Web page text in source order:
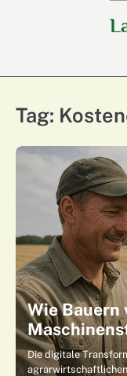
Tag:
Wie Bauern
Die digitale